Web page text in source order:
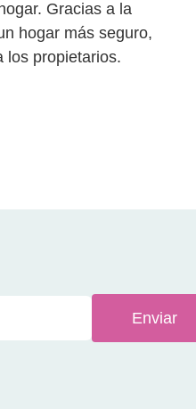
Gracias a la
hogar más seguro,
los propietarios.
Enviar